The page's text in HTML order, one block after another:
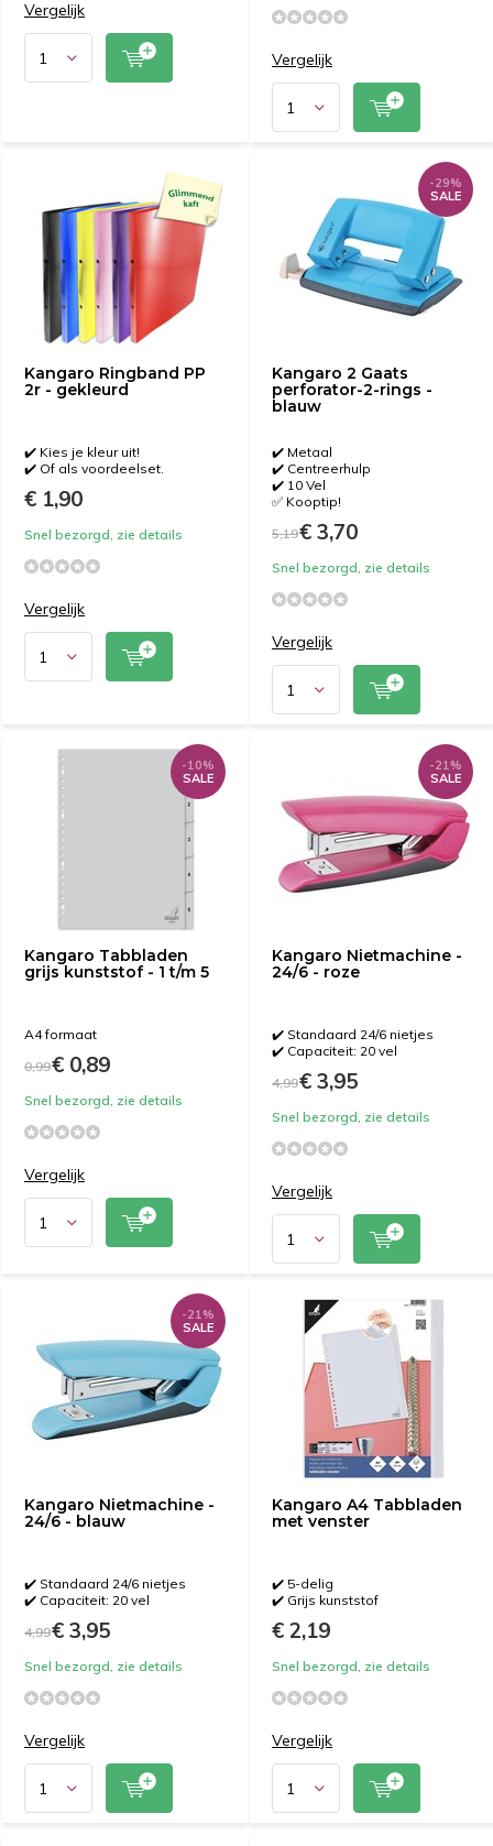
Vergelijk
Vergelijk
Kangaro Ringband PP
2r - gekleurd
✔️ Kies je kleur uit!
✔️ Of als voordeelset.
€ 1,90
Snel bezorgd, zie details
Vergelijk
Kangaro 2 Gaats
perforator-2-rings -
blauw
-29%
SALE
✔️ Metaal
✔️ Centreerhulp
✔️ 10 Vel
✅ Kooptip!
5,19€ 3,70
Snel bezorgd, zie details
Vergelijk
Kangaro Tabbladen
grijs kunststof - 1 t/m 5
-10%
SALE
A4 formaat
0,99€ 0,89
Snel bezorgd, zie details
Vergelijk
Kangaro Nietmachine -
24/6 - roze
-21%
SALE
✔️ Standaard 24/6 nietjes
✔️ Capaciteit: 20 vel
4,99€ 3,95
Snel bezorgd, zie details
Vergelijk
Kangaro Nietmachine -
24/6 - blauw
-21%
SALE
✔️ Standaard 24/6 nietjes
✔️ Capaciteit: 20 vel
4,99€ 3,95
Snel bezorgd, zie details
Vergelijk
Kangaro A4 Tabbladen
met venster
✔️ 5-delig
✔️ Grijs kunststof
€ 2,19
Snel bezorgd, zie details
Vergelijk